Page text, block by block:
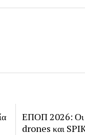
ΕΠΟΠ 2026: Οι
drones και